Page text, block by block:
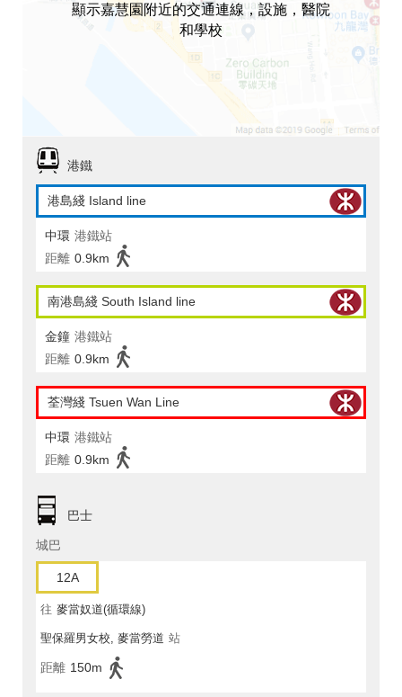
顯示嘉慧園附近的交通連線，設施，醫院
和學校
港鐵
港島綫 Island line
中環 港鐵站
距離 0.9km
南港島綫 South Island line
金鐘 港鐵站
距離 0.9km
荃灣綫 Tsuen Wan Line
中環 港鐵站
距離 0.9km
巴士
城巴
12A
往 麥當奴道(循環線)
聖保羅男女校, 麥當勞道 站
距離 150m